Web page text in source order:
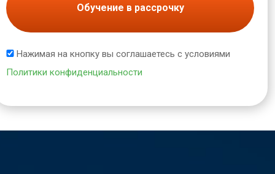
Обучение в рассрочку
Нажимая на кнопку вы соглашаетесь с условиями
Политики конфиденциальности